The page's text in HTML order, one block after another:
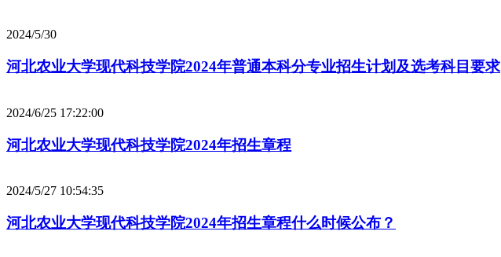
2024/5/30
河北农业大学现代科技学院2024年普通本科分专业招生计划及选考科目要求
2024/6/25 17:22:00
河北农业大学现代科技学院2024年招生章程
2024/5/27 10:54:35
河北农业大学现代科技学院2024年招生章程什么时候公布？